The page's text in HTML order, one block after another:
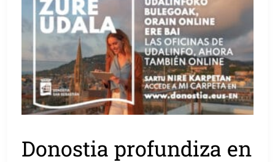
Donostia profundiza en